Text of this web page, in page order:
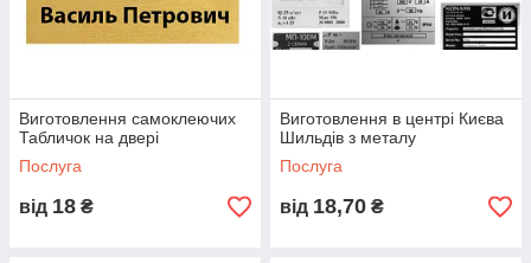
Виготовлення самоклеючих
Табличок на двері
Послуга
від 18 ₴
Виготовлення в центрі Києва
Шильдів з металу
Послуга
від 18,70 ₴